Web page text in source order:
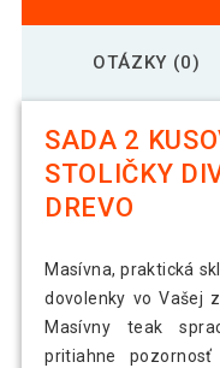
OTÁZKY (0)
SADA 2
STOLIČKY
DREVO
Masívna, praktická
dovolenky vo Vašej
Masívny teak
pritiahne